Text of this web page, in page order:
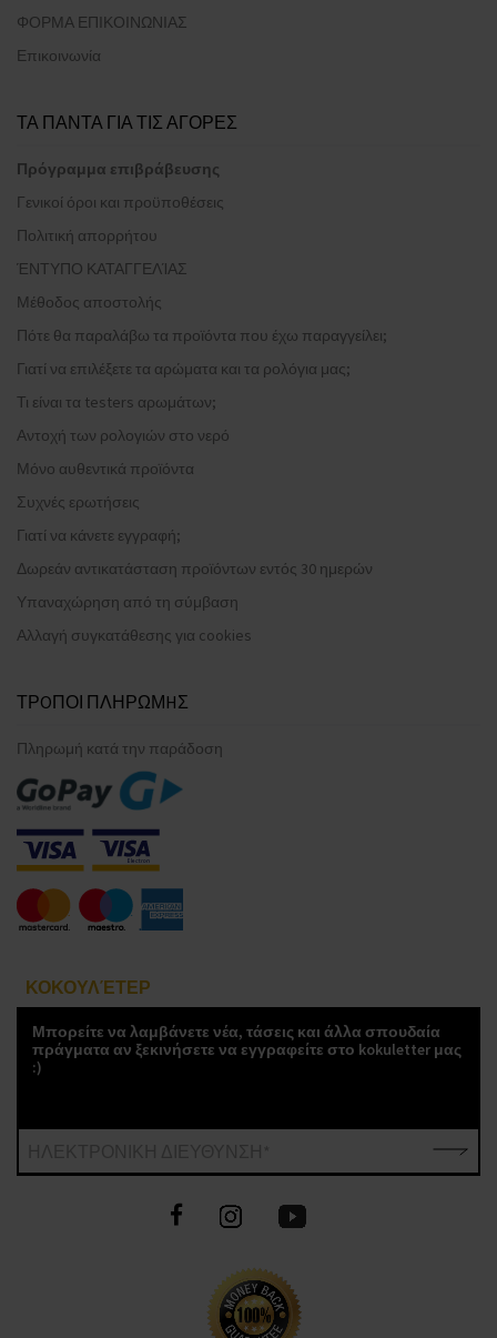
ΦΟΡΜΑ ΕΠΙΚΟΙΝΩΝΙΑΣ
Επικοινωνία
ΤΑ ΠΑΝΤΑ ΓΙΑ ΤΙΣ ΑΓΟΡΕΣ
Πρόγραμμα επιβράβευσης
Γενικοί όροι και προϋποθέσεις
Πολιτική απορρήτου
ΈΝΤΥΠΟ ΚΑΤΑΓΓΕΛΊΑΣ
Μέθοδος αποστολής
Πότε θα παραλάβω τα προϊόντα που έχω παραγγείλει;
Γιατί να επιλέξετε τα αρώματα και τα ρολόγια μας;
Τι είναι τα testers αρωμάτων;
Αντοχή των ρολογιών στο νερό
Μόνο αυθεντικά προϊόντα
Συχνές ερωτήσεις
Γιατί να κάνετε εγγραφή;
Δωρεάν αντικατάσταση προϊόντων εντός 30 ημερών
Υπαναχώρηση από τη σύμβαση
Αλλαγή συγκατάθεσης για cookies
ΤΡOΠΟΙ ΠΛΗΡΩΜHΣ
Πληρωμή κατά την παράδοση
ΚΟΚΟΥΛΈΤΕΡ
Μπορείτε να λαμβάνετε νέα, τάσεις και άλλα σπουδαία
πράγματα αν ξεκινήσετε να εγγραφείτε στο kokuletter μας
:)